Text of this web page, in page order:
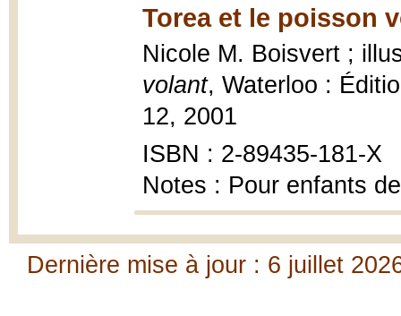
Torea et le poisson
Nicole M. Boisvert ;
volant, Waterloo :
12, 2001
ISBN : 2-89435-181-X
Notes : Pour enfants
Dernière mise à jour : 6 juillet